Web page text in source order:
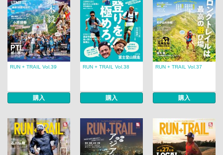
RUN + TRAIL Vol.39
購入
RUN + TRAIL Vol.38
購入
RUN + TRAIL Vol.37
購入